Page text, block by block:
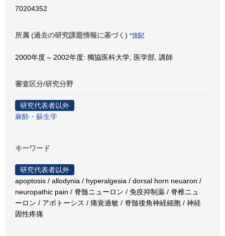
70204352
所属 (過去の研究課題情報に基づく) *注記
2000年度 – 2002年度: 獨協医科大学, 医学部, 講師
審査区分/研究分野
研究代表者以外
麻酔・蘇生学
キーワード
研究代表者以外
apoptosis / allodynia / hyperalgesia / dorsal horn neuaron /
neuropathic pain / 脊髄ニューロン / 免疫抑制薬 / 脊椎ニュ
ーロン / アポトーシス / 痛覚過敏 / 脊髄後角神経細胞 / 神経
因性疼痛